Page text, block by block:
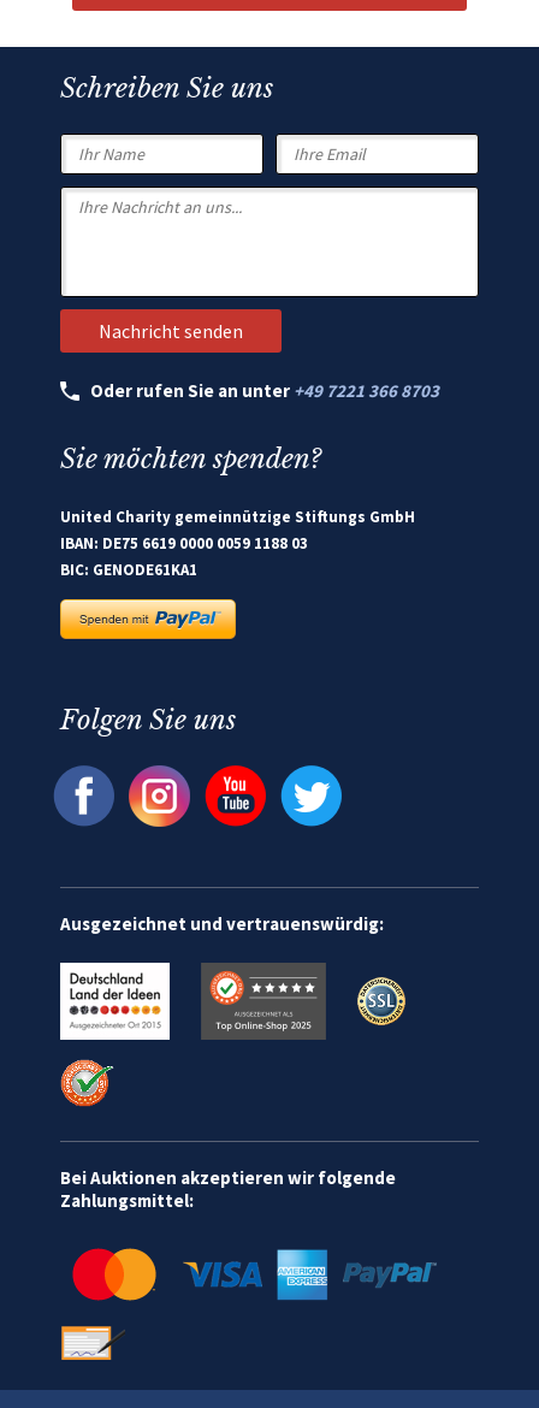
Schreiben Sie uns
Oder rufen Sie an unter +49 7221 366 8703
Sie möchten spenden?
United Charity gemeinnützige Stiftungs GmbH
IBAN: DE75 6619 0000 0059 1188 03
BIC: GENODE61KA1
Folgen Sie uns
Ausgezeichnet und vertrauenswürdig:
Bei Auktionen akzeptieren wir folgende
Zahlungsmittel: